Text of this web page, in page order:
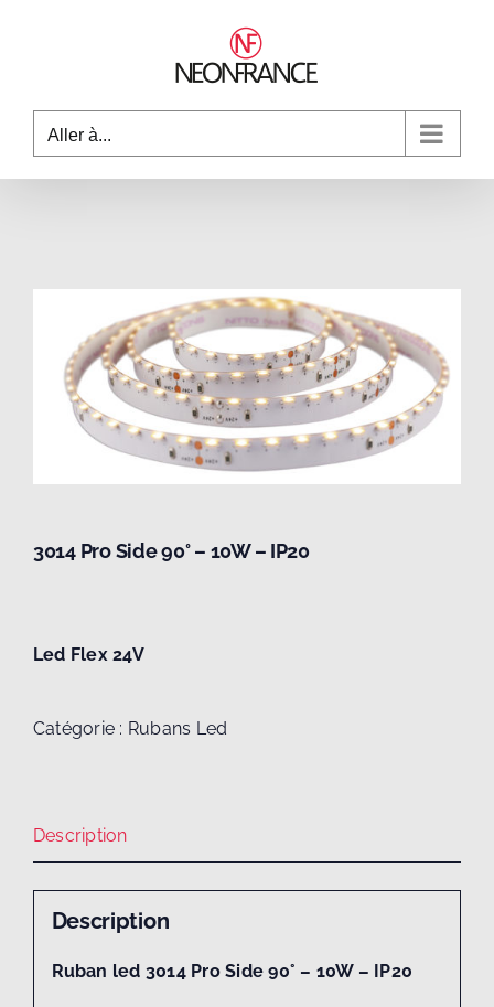
Aller à...
3014 Pro Side 90° – 10W – IP20
Led Flex 24V
Catégorie : Rubans Led
Description
Description
Ruban led 3014 Pro Side 90° – 10W – IP20